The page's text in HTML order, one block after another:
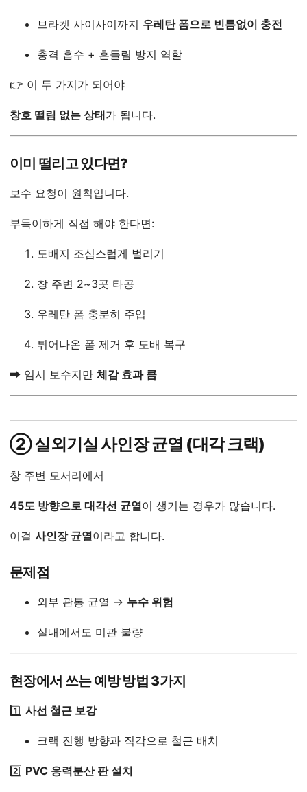
브라켓 사이사이까지 우레탄 폼으로 빈틈없이 충전
충격 흡수 + 흔들림 방지 역할
👉 이 두 가지가 되어야
창호 떨림 없는 상태가 됩니다.
이미 떨리고 있다면?
보수 요청이 원칙입니다.
부득이하게 직접 해야 한다면:
도배지 조심스럽게 벌리기
창 주변 2~3곳 타공
우레탄 폼 충분히 주입
튀어나온 폼 제거 후 도배 복구
➡ 임시 보수지만 체감 효과 큼
② 실외기실 사인장 균열 (대각 크랙)
창 주변 모서리에서
45도 방향으로 대각선 균열이 생기는 경우가 많습니다.
이걸 사인장 균열이라고 합니다.
문제점
외부 관통 균열 → 누수 위험
실내에서도 미관 불량
현장에서 쓰는 예방 방법 3가지
1️⃣ 사선 철근 보강
크랙 진행 방향과 직각으로 철근 배치
2️⃣ PVC 응력분산 판 설치